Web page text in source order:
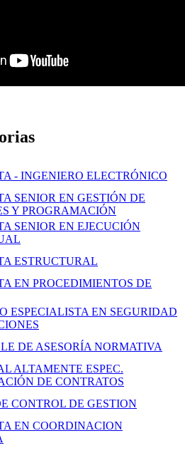
- INGENIERO ELECTRÓNICO
SENIOR EN GESTIÓN DE
Y PROGRAMACIÓN
SENIOR EN EJECUCIÓN
ESTRUCTURAL
EN PROCEDIMIENTOS DE
ESPECIALISTA EN SEGURIDAD
DE ASESORÍA NORMATIVA
ALTAMENTE ESPEC.
DE CONTRATOS
CONTROL DE GESTION
EN COORDINACION